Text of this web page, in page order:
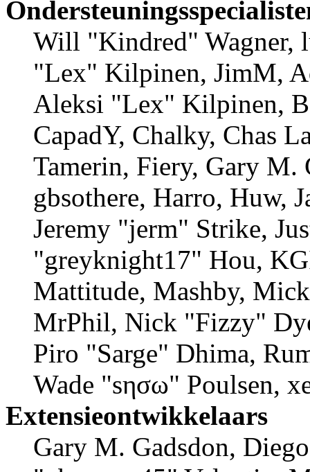
Will "Kindred" Wagner,
"Lex" Kilpinen, JimM,
Aleksi "Lex" Kilpinen,
CapadY, Chalky, Chas
Tamerin, Fiery, Gary M.
gbsothere, Harro, Huw,
Jeremy "jerm" Strike,
"greyknight17" Hou,
Mattitude, Mashby,
MrPhil, Nick "Fizzy"
Piro "Sarge" Dhima,
Wade "sησω" Poulsen,
Extensieontwikkelaars
Gary M. Gadsdon,